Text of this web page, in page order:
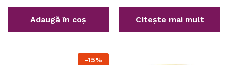
Adaugă în coș Citește mai mult
-15%